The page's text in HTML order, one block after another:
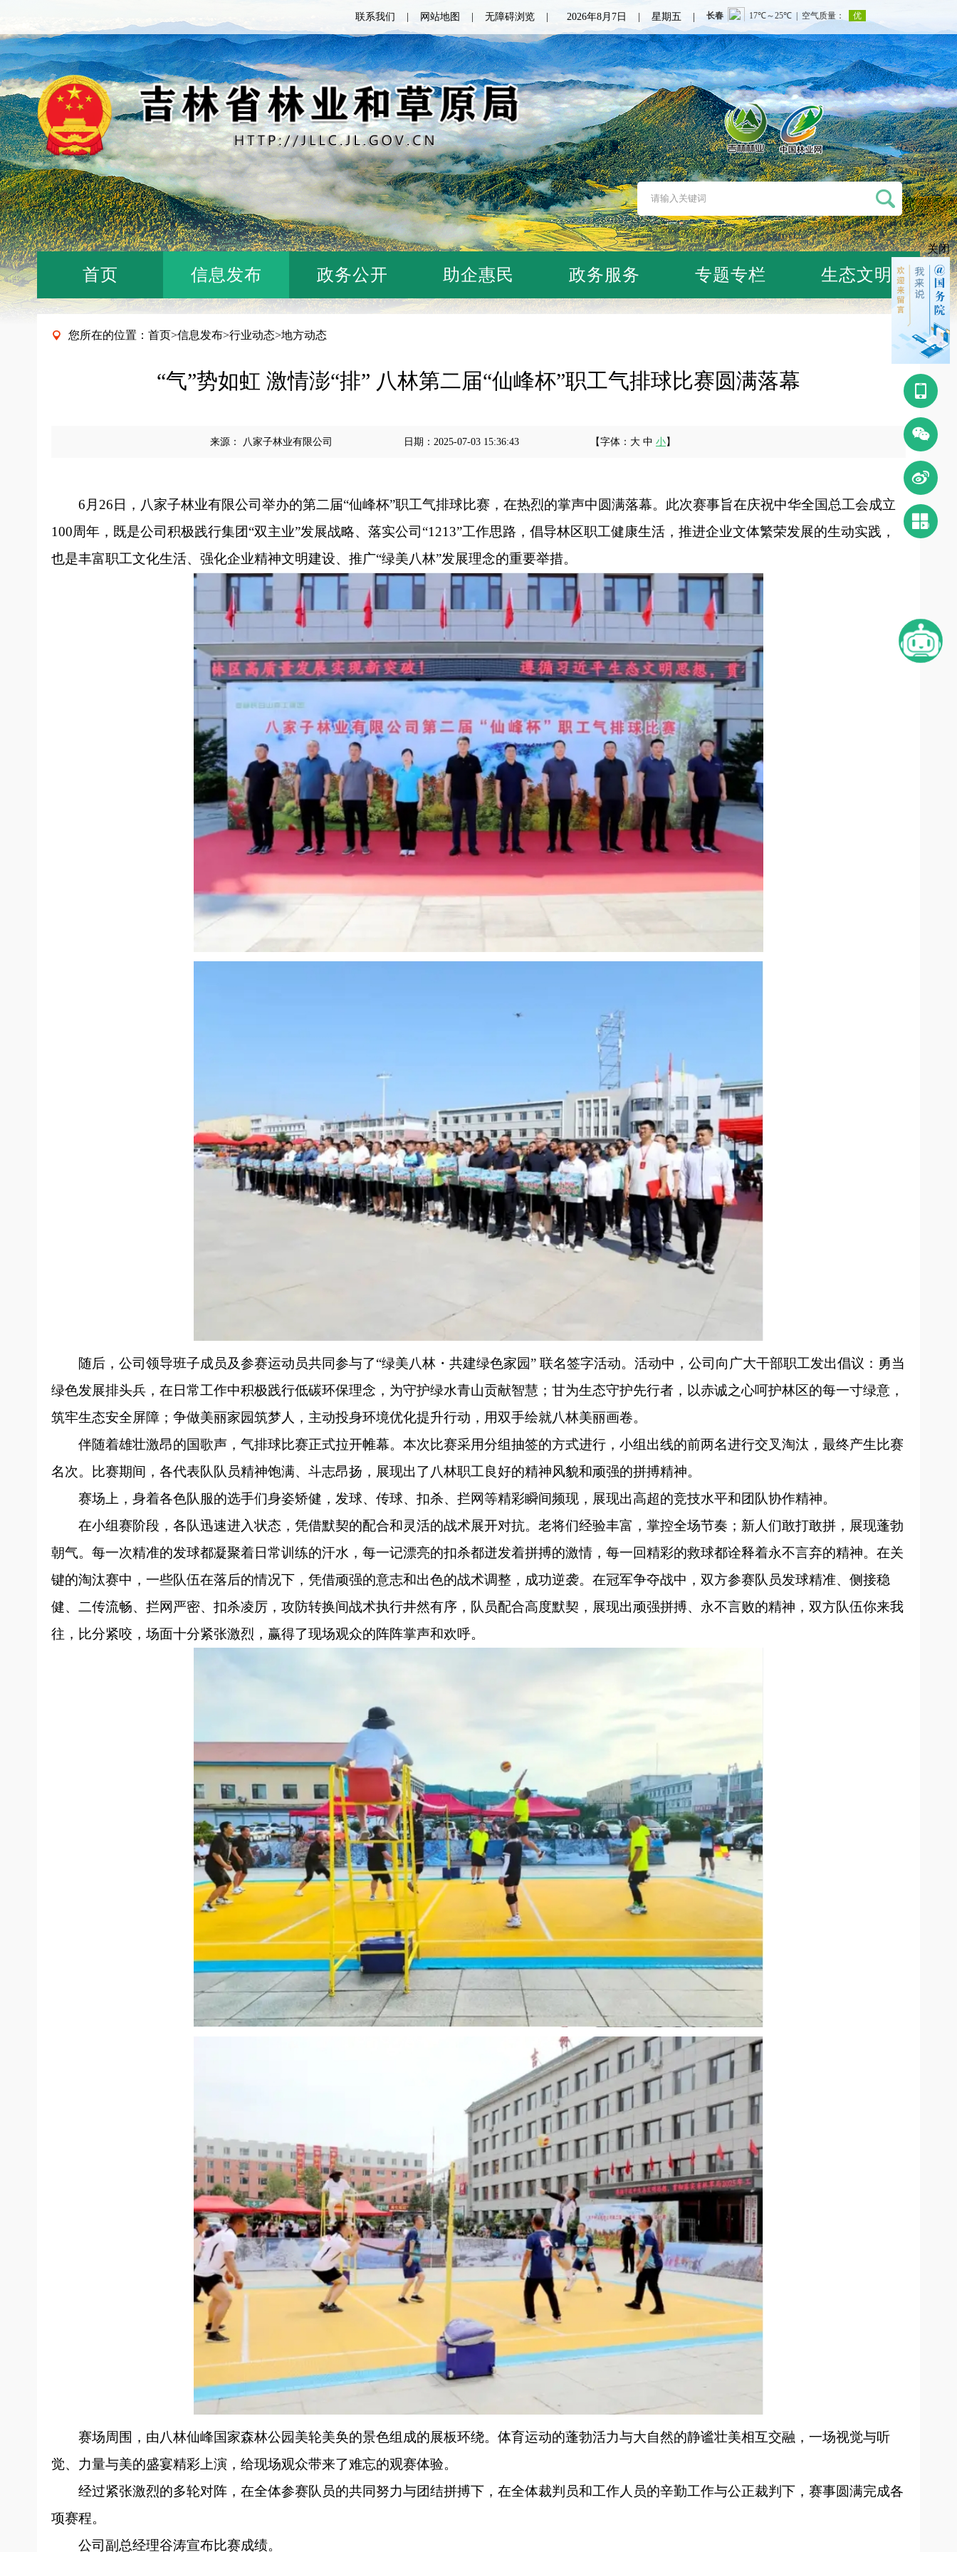
2026年8月7日 | 星期五 |
联系我们 网站地图 无障碍浏览
首页 信息发布 政务公开 助企惠民 政务服务 专题专栏 生态文明
 您所在的位置： 首页>信息发布>行业动态>地方动态
“气”势如虹 激情澎“排” 八林第二届“仙峰杯”职工气排球比赛圆满落幕
来源： 八家子林业有限公司 日期： 2025-07-03 15:36:43 【字体： 大 中 小】
6月26日，八家子林业有限公司举办的第二届“仙峰杯”职工气排球比赛，在热烈的掌声中圆满落幕。此次赛事旨在庆祝中华全国总工会成立
100周年，既是公司积极践行集团“双主业”发展战略、落实公司“1213”工作思路，倡导林区职工健康生活，推进企业文体繁荣发展的生动实践，
也是丰富职工文化生活、强化企业精神文明建设、推广“绿美八林”发展理念的重要举措。
随后，公司领导班子成员及参赛运动员共同参与了“绿美八林・共建绿色家园” 联名签字活动。活动中，公司向广大干部职工发出倡议：勇当
绿色发展排头兵，在日常工作中积极践行低碳环保理念，为守护绿水青山贡献智慧；甘为生态守护先行者，以赤诚之心呵护林区的每一寸绿意，
筑牢生态安全屏障；争做美丽家园筑梦人，主动投身环境优化提升行动，用双手绘就八林美丽画卷。
伴随着雄壮激昂的国歌声，气排球比赛正式拉开帷幕。本次比赛采用分组抽签的方式进行，小组出线的前两名进行交叉淘汰，最终产生比赛
名次。比赛期间，各代表队队员精神饱满、斗志昂扬，展现出了八林职工良好的精神风貌和顽强的拼搏精神。
赛场上，身着各色队服的选手们身姿矫健，发球、传球、扣杀、拦网等精彩瞬间频现，展现出高超的竞技水平和团队协作精神。
在小组赛阶段，各队迅速进入状态，凭借默契的配合和灵活的战术展开对抗。老将们经验丰富，掌控全场节奏；新人们敢打敢拼，展现蓬勃
朝气。每一次精准的发球都凝聚着日常训练的汗水，每一记漂亮的扣杀都迸发着拼搏的激情，每一回精彩的救球都诠释着永不言弃的精神。在关
键的淘汰赛中，一些队伍在落后的情况下，凭借顽强的意志和出色的战术调整，成功逆袭。在冠军争夺战中，双方参赛队员发球精准、侧接稳
健、二传流畅、拦网严密、扣杀凌厉，攻防转换间战术执行井然有序，队员配合高度默契，展现出顽强拼搏、永不言败的精神，双方队伍你来我
往，比分紧咬，场面十分紧张激烈，赢得了现场观众的阵阵掌声和欢呼。
赛场周围，由八林仙峰国家森林公园美轮美奂的景色组成的展板环绕。体育运动的蓬勃活力与大自然的静谧壮美相互交融，一场视觉与听
觉、力量与美的盛宴精彩上演，给现场观众带来了难忘的观赛体验。
经过紧张激烈的多轮对阵，在全体参赛队员的共同努力与团结拼搏下，在全体裁判员和工作人员的辛勤工作与公正裁判下，赛事圆满完成各
项赛程。
公司副总经理谷涛宣布比赛成绩。
关闭
󰀿
󰄆

